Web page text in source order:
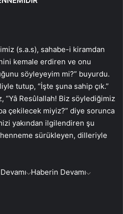
(s.a.s), sahabe-i kiramdan
kemale erdiren ve onu
söyleyeyim mi?” buyurdu.
tutup, “İşte şuna sahip çık.”
“Yâ Resûlallah! Biz söylediğimiz
çekilecek miyiz?” diye sorunca
yakından ilgilendiren şu
sürükleyen, dilleriyle
Haberin Devamı